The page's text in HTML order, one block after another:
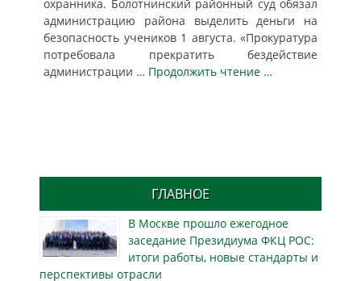
охранника. Болотнинский районный суд обязал
администрацию района выделить деньги на
безопасность учеников 1 августа. «Прокуратура
потребовала прекратить бездействие
администрации … Продолжить чтение …
ГЛАВНОЕ
В Москве прошло ежегодное
заседание Президиума ФКЦ РОС:
итоги работы, новые стандарты и
перспективы отрасли